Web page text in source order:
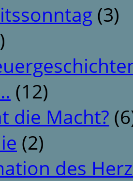
(3)
(12)
die Macht?
(2)
des